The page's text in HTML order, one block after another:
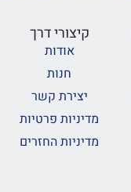
קיצורי דרך
אודות
חנות
יצירת קשר
מדיניות פרטיות
מדיניות החזרים